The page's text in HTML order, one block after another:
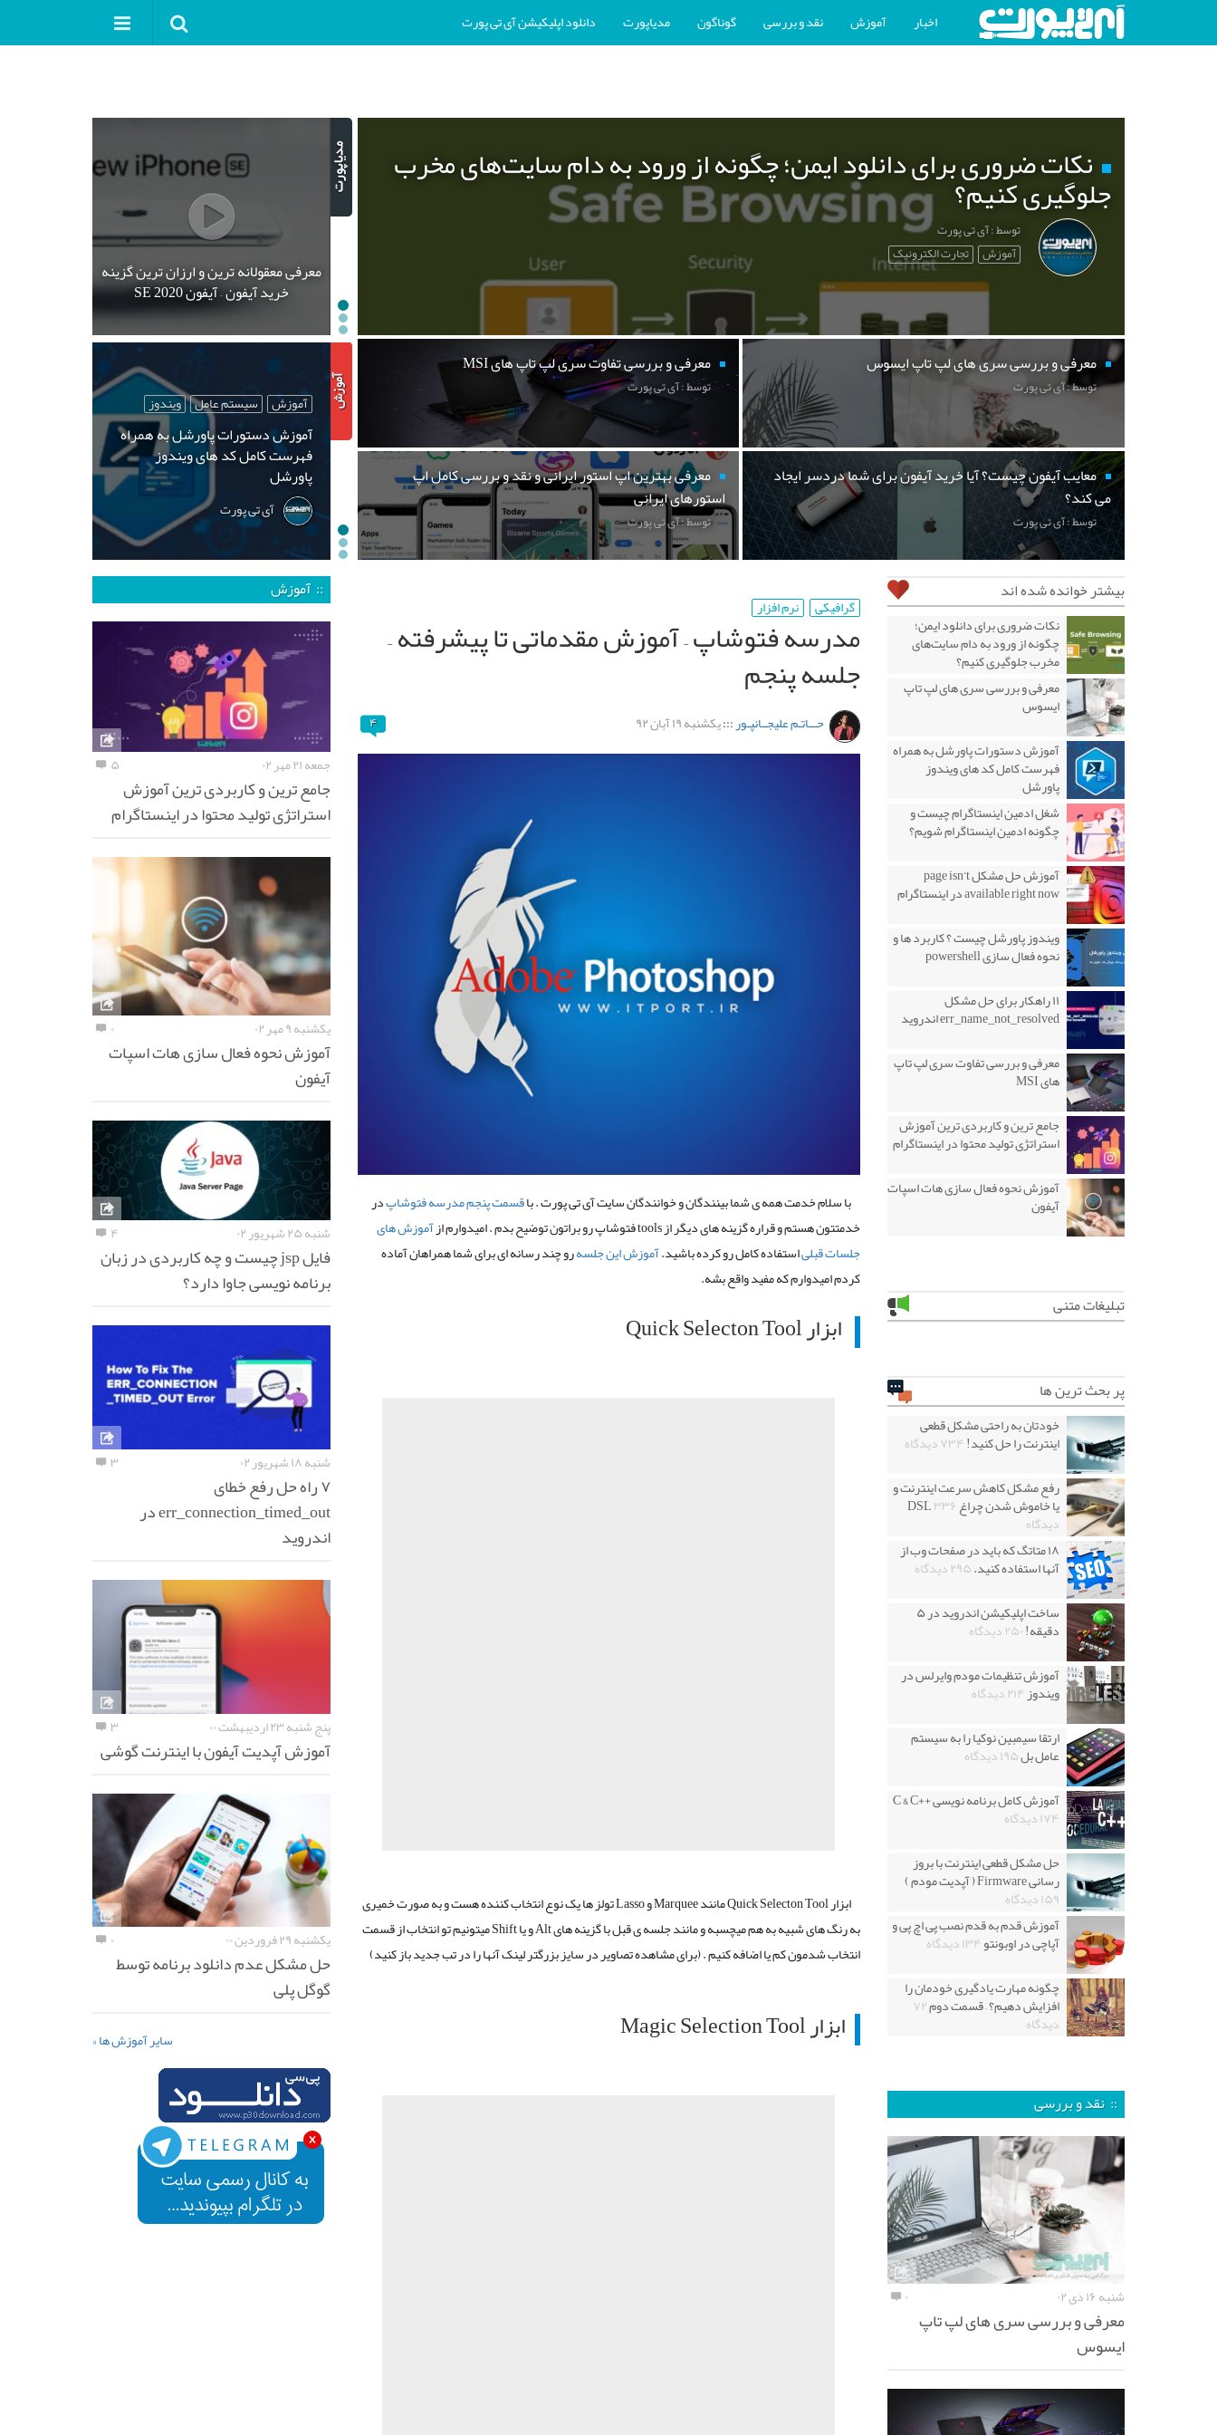
اخبار آموزش نقد و بررسی گوناگون مدیاپورت دانلود اپلیکیشن آی تی پورت
نکات ضروری برای دانلود ایمن؛ چگونه از ورود به دام سایت‌های مخرب
جلوگیری کنیم؟
توسط : آی تی پورت
آموزش تجارت الکترونیک
معرفی و بررسی سری های لپ تاپ ایسوس
توسط : آی تی پورت
معرفی و بررسی تفاوت سری لپ تاپ های MSI
توسط : آی تی پورت
معایب آیفون چیست؟ آیا خرید آیفون برای شما دردسر ایجاد
می کند؟
توسط : آی تی پورت
معرفی بهترین اپ استور ایرانی و نقد و بررسی کامل اپ
استورهای ایرانی
توسط : آی تی پورت
معرفی معقولانه ترین و ارزان ترین گزینه
خرید آیفون – آیفون SE 2020
آموزش سیستم عامل ویندوز
آموزش دستورات پاورشل به همراه
فهرست کامل کد های ویندوز
پاورشل
آی تی پورت
گرافیکی نرم افزار
مدرسه فتوشاپ – آموزش مقدماتی تا پیشرفته –
جلسه پنجم
حـــاتـم علیجــانپـور:::یکشنبه ۱۹ آبان ۹۲ ۴
با سلام خدمت همه ی شما بینندگان و خوانندگان سایت آی تی پورت . باقسمت پنجم مدرسه فتوشاپدر
خدمتتون هستم و قراره گزینه های دیگر از tools فتوشاپ رو براتون توضیح بدم . امیدوارم از
آموزش های
جلسات قبلیاستفاده کامل رو کرده باشید.آموزش این جلسهرو چند رسانه ای برای شما همراهان آماده
کردم امیدوارم که مفید واقع بشه.
ابزار Quick Selecton Tool
ابزار Quick Selecton Tool مانند Marquee و Lasso تولز ها یک نوع انتخاب کننده هست و به صورت خمیری
به رنگ های شبیه به هم میچسبه و مانند جلسه ی قبل با گزینه های Alt و یا Shift میتونیم تو انتخاب از قسمت
انتخاب شدمون کم یا اضافه کنیم . (برای مشاهده تصاویر در سایز بزرگتر لینک آنها را در تب جدید باز کنید)
ابزار Magic Selection Tool
بیشتر خوانده شده اند
نکات ضروری برای دانلود ایمن؛
چگونه از ورود به دام سایت‌های
مخرب جلوگیری کنیم؟
معرفی و بررسی سری های لپ تاپ
ایسوس
آموزش دستورات پاورشل به همراه
فهرست کامل کد های ویندوز
پاورشل
شغل ادمین اینستاگرام چیست و
چگونه ادمین اینستاگرام شویم؟
آموزش حل مشکل page isn’t
available right now در اینستاگرام
ویندوز پاورشل چیست ؟ کاربرد ها و
نحوه فعال سازی powershell
۱۱ راهکار برای حل مشکل
err_name_not_resolved اندروید
معرفی و بررسی تفاوت سری لپ تاپ
های MSI
جامع ترین و کاربردی ترین آموزش
استراتژی تولید محتوا در اینستاگرام
آموزش نحوه فعال سازی هات اسپات
آیفون
تبلیغات متنی
پر بحث ترین ها
خودتان به راحتی مشکل قطعی
اینترنت را حل کنید!۷۳۴ دیدگاه
رفع مشکل کاهش سرعت اینترنت و
یا خاموش شدن چراغ DSL۳۳۶
دیدگاه
۱۸ متاتگ که باید در صفحات وب از
آنها استفاده کنید.۲۹۵ دیدگاه
ساخت اپلیکیشن اندروید در ۵
دقیقه!۲۵۰ دیدگاه
آموزش تنظیمات مودم وایرلس در
ویندوز۲۱۴ دیدگاه
ارتقا سیمبین نوکیا را به سیستم
عامل بل۱۹۵ دیدگاه
آموزش کامل برنامه نویسی ++C & C
۱۷۴ دیدگاه
حل مشکل قطعی اینترنت با بروز
رسانی Firmware ( آپدیت مودم )
۱۵۹ دیدگاه
آموزش قدم به قدم نصب پی اچ پی و
آپاچی در اوبونتو۱۳۴ دیدگاه
چگونه مهارت یادگیری خودمان را
افزایش دهیم؟ – قسمت دوم۷۲
دیدگاه
:: نقد و بررسی
شنبه ۱۶ دی ۰۲ ۰
معرفی و بررسی سری های لپ تاپ
ایسوس
:: آموزش
جمعه ۲۱ مهر ۰۲ ۵
جامع ترین و کاربردی ترین آموزش
استراتژی تولید محتوا در اینستاگرام
یکشنبه ۹ مهر ۰۲ ۰
آموزش نحوه فعال سازی هات اسپات
آیفون
شنبه ۲۵ شهریور ۰۲ ۴
فایل jsp چیست و چه کاربردی در زبان
برنامه نویسی جاوا دارد؟
شنبه ۱۸ شهریور ۰۲ ۳
۷ راه حل رفع خطای
err_connection_timed_out در
اندروید
پنج شنبه ۲۳ اردیبهشت ۰۰ ۳
آموزش آپدیت آیفون با اینترنت گوشی
یکشنبه ۲۹ فروردین ۰۰ ۰
حل مشکل عدم دانلود برنامه توسط
گوگل پلی
سایر آموزش ها »